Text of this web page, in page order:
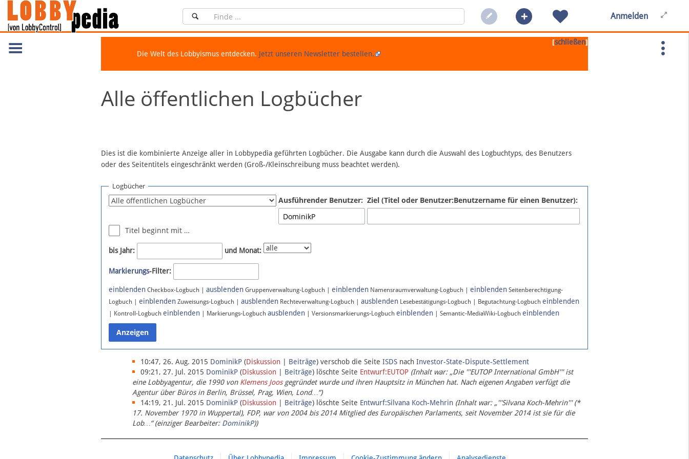
Anmelden
[schließen]
Die Welt des Lobbyismus entdecken. Jetzt unseren Newsletter bestellen.
Alle öffentlichen Logbücher
Dies ist die kombinierte Anzeige aller in Lobbypedia geführten Logbücher. Die Ausgabe kann durch die Auswahl des Logbuchtyps, des Benutzers
oder des Seitentitels eingeschränkt werden (Groß-/Kleinschreibung muss beachtet werden).
Logbücher
Ausführender Benutzer: Ziel (Titel oder Benutzer:Benutzername für einen Benutzer):
Titel beginnt mit …
bis Jahr: und Monat:
Markierungs-Filter:
einblenden Checkbox-Logbuch | ausblenden Gruppenverwaltung-Logbuch | einblenden Namensraumverwaltung-Logbuch | einblenden Seitenberechtigung-
Logbuch | einblenden Zuweisungs-Logbuch | ausblenden Rechteverwaltung-Logbuch | ausblenden Lesebestätigungs-Logbuch | Begutachtung-Logbuch einblenden
| Kontroll-Logbuch einblenden | Markierungs-Logbuch ausblenden | Versionsmarkierungs-Logbuch einblenden | Semantic-MediaWiki-Logbuch einblenden
10:47, 26. Aug. 2015 DominikP (Diskussion | Beiträge) verschob die Seite ISDS nach Investor-State-Dispute-Settlement
09:21, 27. Jul. 2015 DominikP (Diskussion | Beiträge) löschte Seite Entwurf:EUTOP (Inhalt war: „Die '''EUTOP International GmbH''' ist
eine Lobbyagentur, die 1990 von Klemens Joosgegründet wurde und ihren Hauptsitz in München hat. Nach eigenen Angaben verfügt die
Agentur über Büros in Berlin, Brüssel, Prag, Wien, Lond…“)
14:19, 21. Jul. 2015 DominikP (Diskussion | Beiträge) löschte Seite Entwurf:Silvana Koch-Mehrin (Inhalt war: „'''Silvana Koch-Mehrin''' (*
17. November 1970 in Wuppertal), FDP, war von 2004 bis 2014 Mitglied des Europäischen Parlaments, seit November 2014 ist sie für die
Lob…“ (einziger Bearbeiter: DominikP))